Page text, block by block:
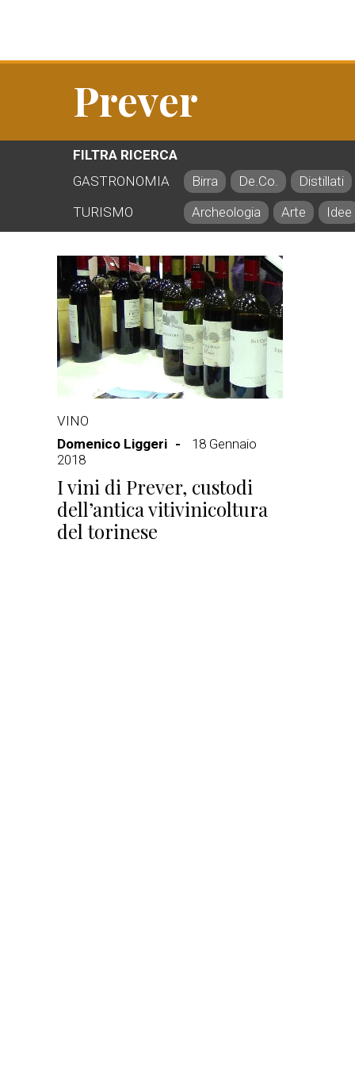
Prever
FILTRA RICERCA
GASTRONOMIA
Birra De.Co.
Distillati
TURISMO
Archeologia Arte Idee
VINO
Domenico Liggeri
18 Gennaio
2018
I vini di Prever, custodi
dell’antica vitivinicoltura
del torinese